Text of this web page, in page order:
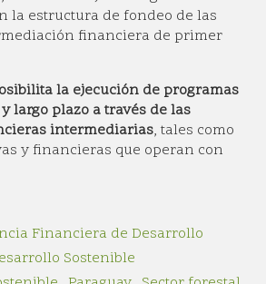
la estructura de fondeo de las
financiera de primer
la ejecución de programas
largo plazo a través de las
intermediarias, tales como
y financieras que operan con
Financiera de Desarrollo
Sostenible